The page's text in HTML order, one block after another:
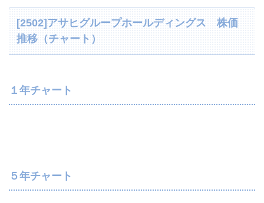
[2502]アサヒグループホールディングス 株価
推移（チャート）
１年チャート
５年チャート